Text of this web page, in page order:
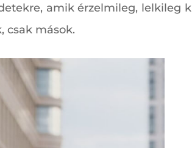
amik érzelmileg, lelkileg
csak mások.